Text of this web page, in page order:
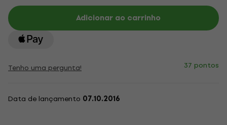
Adicionar ao carrinho
Tenho uma pergunta! 37 pontos
Data de lançamento 07.10.2016